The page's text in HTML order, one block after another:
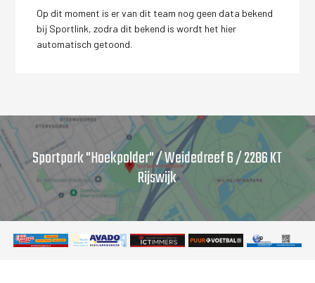
Op dit moment is er van dit team nog geen data bekend
bij Sportlink, zodra dit bekend is wordt het hier
automatisch getoond.
Sportpark "Hoekpolder" / Weidedreef 6 / 2286 KT
Rijswijk